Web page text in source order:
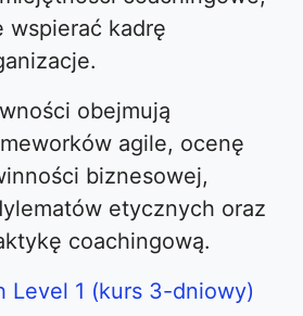
wspierać kadrę
obejmują
agile, ocenę
biznesowej,
etycznych oraz
coachingową.
Level 1 (kurs 3-dniowy)